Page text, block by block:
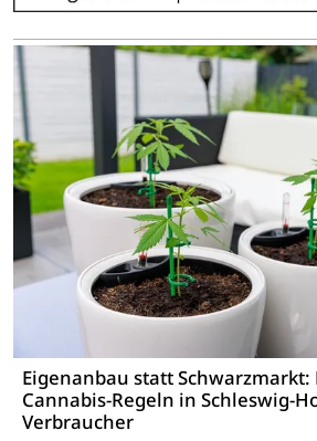
Eigenanbau statt Schwarzmarkt:
Cannabis-Regeln in Schleswig-
Verbraucher